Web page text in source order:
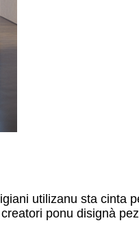
utilizanu sta cinta
ponu disignà